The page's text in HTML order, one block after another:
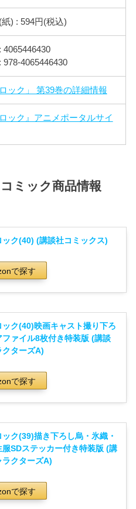
) : 594円(税込)
4065446430
978-4065446430
ック」 第39巻の詳細情報
ック』アニメポータルサイ
ミック商品情報
ック(40) (講談社コミックス)
で探す
ック(40)映画キャスト撮り下ろ
ファイル8枚付き特装版 (講談
クターズA)
で探す
ック(39)描き下ろし烏・氷織・
服SDステッカー付き特装版 (講
ラクターズA)
で探す